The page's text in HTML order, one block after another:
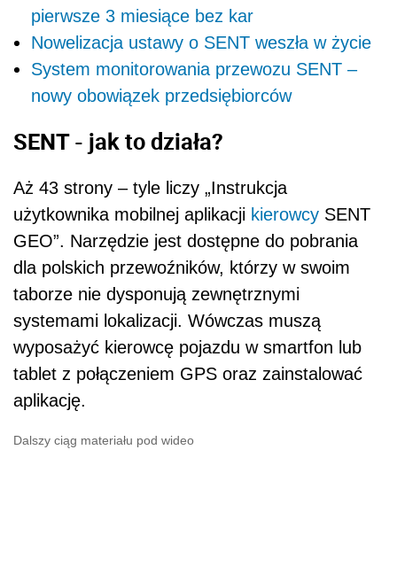
pierwsze 3 miesiące bez kar
Nowelizacja ustawy o SENT weszła w życie
System monitorowania przewozu SENT –
nowy obowiązek przedsiębiorców
SENT - jak to działa?
Aż 43 strony – tyle liczy „Instrukcja
użytkownika mobilnej aplikacji kierowcy SENT
GEO”. Narzędzie jest dostępne do pobrania
dla polskich przewoźników, którzy w swoim
taborze nie dysponują zewnętrznymi
systemami lokalizacji. Wówczas muszą
wyposażyć kierowcę pojazdu w smartfon lub
tablet z połączeniem GPS oraz zainstalować
aplikację.
Dalszy ciąg materiału pod wideo